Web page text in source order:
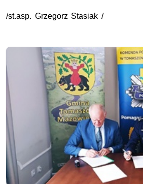
/st.asp. Grzegorz Stasiak /